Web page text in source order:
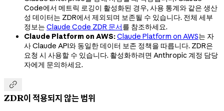
Code에서 메트릭 로깅이 활성화된 경우, 사용 통계와 같은 생산
성 데이터는 ZDR에서 제외되며 보존될 수 있습니다. 전체 세부
정보는 Claude Code ZDR 문서를 참조하세요.
Claude Platform on AWS:Claude Platform on AWS는 자
사 Claude API와 동일한 데이터 보존 정책을 따릅니다. ZDR은
요청 시 사용할 수 있습니다. 활성화하려면 Anthropic 계정 담당
자에게 문의하세요.

ZDR이 적용되지 않는 범위